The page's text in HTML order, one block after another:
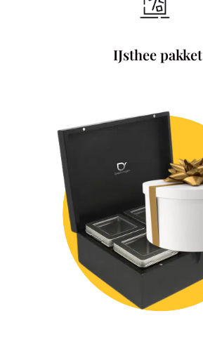
IJsthee pakket